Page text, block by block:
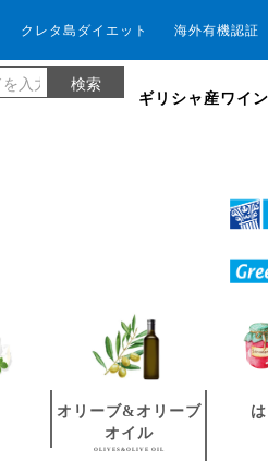
海外有機認証
クレタ島ダイエット
ギリシャ産ワイ
オリーブ&オリーブ
オイル
OLIVES&OLIVE OIL